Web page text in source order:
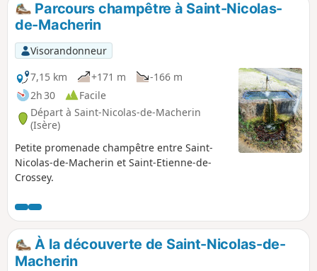
p
Parcours champêtre à Saint-Nicolas-
de-Macherin
Visorandonneur
7,15 km
+171 m
-166 m
2h 30
Facile
Départ à Saint-Nicolas-de-Macherin
(Isère)
Petite promenade champêtre entre Saint-
Nicolas-de-Macherin et Saint-Etienne-de-
Crossey.
À la découverte de Saint-Nicolas-de-
Macherin